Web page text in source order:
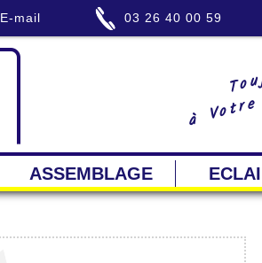
E-mail 03 26 40 00 59
à
ASSEMBLAGE